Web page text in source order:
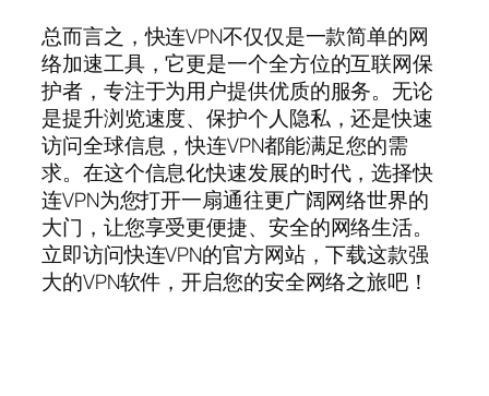
总而言之，快连VPN不仅仅是一款简单的网
络加速工具，它更是一个全方位的互联网保
护者，专注于为用户提供优质的服务。无论
是提升浏览速度、保护个人隐私，还是快速
访问全球信息，快连VPN都能满足您的需
求。在这个信息化快速发展的时代，选择快
连VPN为您打开一扇通往更广阔网络世界的
大门，让您享受更便捷、安全的网络生活。
立即访问快连VPN的官方网站，下载这款强
大的VPN软件，开启您的安全网络之旅吧！